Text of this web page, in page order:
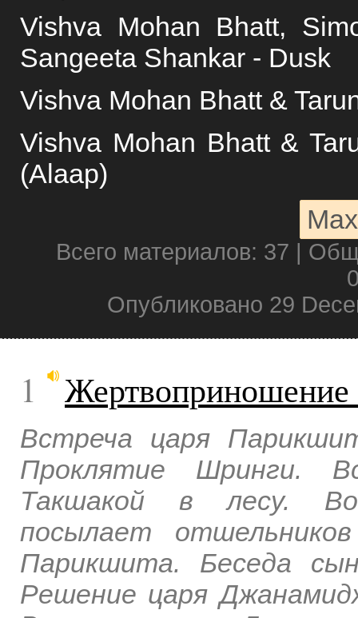
Vishva Mohan Bhatt,
Sangeeta Shankar - Dusk
Vishva Mohan Bhatt &
Vishva Mohan Bhatt &
(Alaap)
Всего материалов: 37 |
Опубликовано 29
1 Жертвоприношение
Встреча царя
Проклятие Шринги.
Такшакой в лесу.
посылает
Парикшита. Беседа
Решение царя